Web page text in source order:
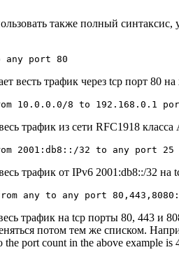
также полный синтаксис,
any port 80
весть трафик через tcp порт 80
10.0.0.0/8 to 192.168.0.1
трафик из сети RFC1918
2001:db8::/32 to any port 25
трафик от IPv6 2001:db8::/32
any to any port
трафик на tcp порты 80, 443 и
потом тем же списком.
the port count in the above example is